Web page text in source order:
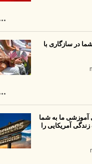
در سازگاری با
آموزشی ما به شما
آمریکایی را